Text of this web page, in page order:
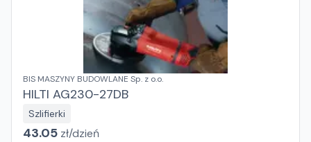
BIS MASZYNY BUDOWLANE Sp. z o.o.
HILTI AG230-27DB
Szlifierki
43.05 zł/dzień